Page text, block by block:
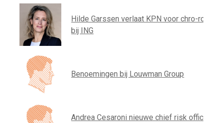
Hilde Garssen verlaat KPN voor chro-rol
bij ING
Benoemingen bij Louwman Group
Andrea Cesaroni nieuwe chief risk officer